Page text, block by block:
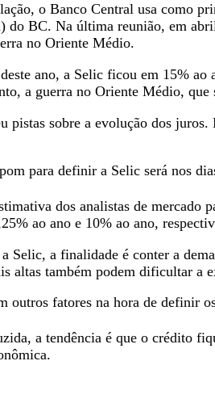
o Banco Central usa como
BC. Na última reunião, em
no Oriente Médio.
ano, a Selic ficou em 15%
a guerra no Oriente Médio,
pistas sobre a evolução dos
para definir a Selic será nos
dos analistas de mercado
ao ano e 10% ao ano,
Selic, a finalidade é conter a
altas também podem dificultar a
outros fatores na hora de definir
a tendência é que o crédito